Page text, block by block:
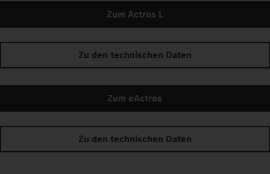
Zum Actros L
Zu den technischen Daten
Zum eActros
Zu den technischen Daten